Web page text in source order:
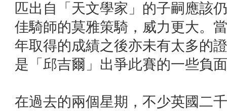
匹出自「天文學家」的子嗣應該
佳騎師的莫雅策騎，威力更大。
年取得的成績之後亦未有太多的
是「邱吉爾」出爭此賽的一些負
在過去的兩個星期，不少英國二